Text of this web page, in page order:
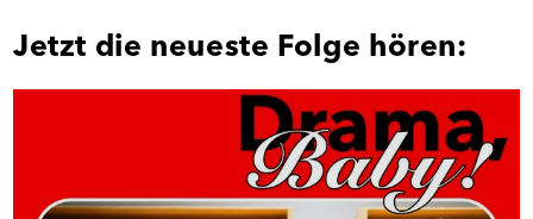
Jetzt die neueste Folge hören: